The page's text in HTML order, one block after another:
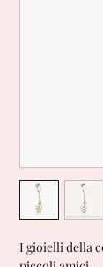
I gioielli della